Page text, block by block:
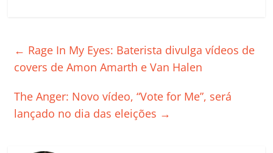
e
b
o
k
er l s
A
p
e
dI
gl
e
a
ss
y
Li
k
p
h
← Rage In My Eyes: Baterista divulga vídeos de
covers de Amon Amarth e Van Halen
The Anger: Novo vídeo, “Vote for Me”, será
lançado no dia das eleições →